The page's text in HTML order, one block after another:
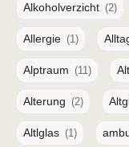
Alkoholverzicht (2)
Allergie (1)
Alptraum (11)
Alterung (2)
Altlglas (1)